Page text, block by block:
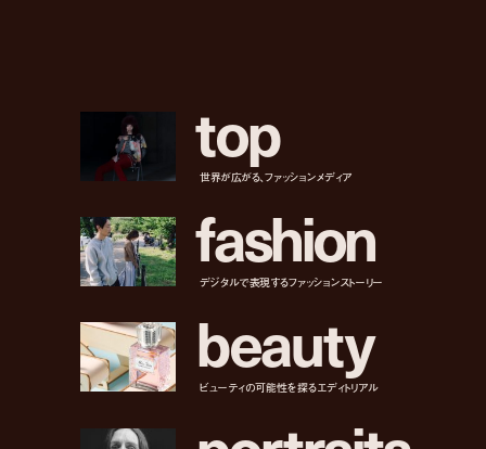
top
世界が広がる、ファッションメディア
fashion
デジタルで表現するファッションストーリー
beauty
ビューティの可能性を探るエディトリアル